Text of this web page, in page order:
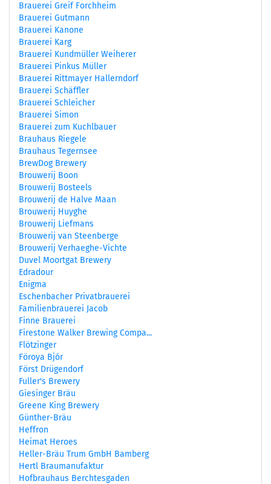
Brauerei Greif Forchheim
Brauerei Gutmann
Brauerei Kanone
Brauerei Karg
Brauerei Kundmüller Weiherer
Brauerei Pinkus Müller
Brauerei Rittmayer Hallerndorf
Brauerei Schäffler
Brauerei Schleicher
Brauerei Simon
Brauerei zum Kuchlbauer
Brauhaus Riegele
Brauhaus Tegernsee
BrewDog Brewery
Brouwerij Boon
Brouwerij Bosteels
Brouwerij de Halve Maan
Brouwerij Huyghe
Brouwerij Liefmans
Brouwerij van Steenberge
Brouwerij Verhaeghe-Vichte
Duvel Moortgat Brewery
Edradour
Enigma
Eschenbacher Privatbrauerei
Familienbrauerei Jacob
Finne Brauerei
Firestone Walker Brewing Compa...
Flötzinger
Föroya Bjór
Först Drügendorf
Fuller's Brewery
Giesinger Bräu
Greene King Brewery
Günther-Bräu
Heffron
Heimat Heroes
Heller-Bräu Trum GmbH Bamberg
Hertl Braumanufaktur
Hofbrauhaus Berchtesgaden